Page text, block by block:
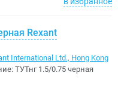
Rexant
International Ltd., Hong Kong
ТУТнг 1.5/0.75 черная